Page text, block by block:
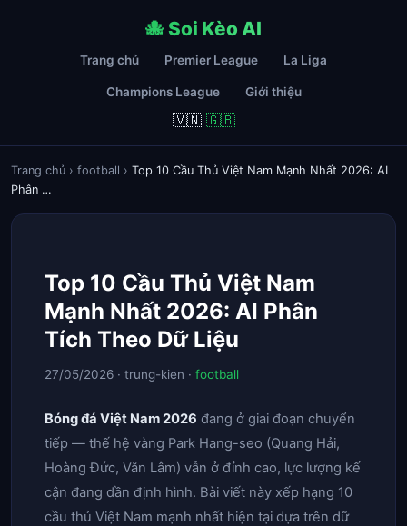
🐙 Soi Kèo AI
Trang chủ Premier League La Liga
Champions League Giới thiệu
🇻🇳 🇬🇧
Trang chủ › football › Top 10 Cầu Thủ Việt Nam Mạnh Nhất 2026: AI
Phân …
Top 10 Cầu Thủ Việt Nam
Mạnh Nhất 2026: AI Phân
Tích Theo Dữ Liệu
27/05/2026 · trung-kien · football
Bóng đá Việt Nam 2026 đang ở giai đoạn chuyển
tiếp — thế hệ vàng Park Hang-seo (Quang Hải,
Hoàng Đức, Văn Lâm) vẫn ở đỉnh cao, lực lượng kế
cận đang dần định hình. Bài viết này xếp hạng 10
cầu thủ Việt Nam mạnh nhất hiện tại dựa trên dữ